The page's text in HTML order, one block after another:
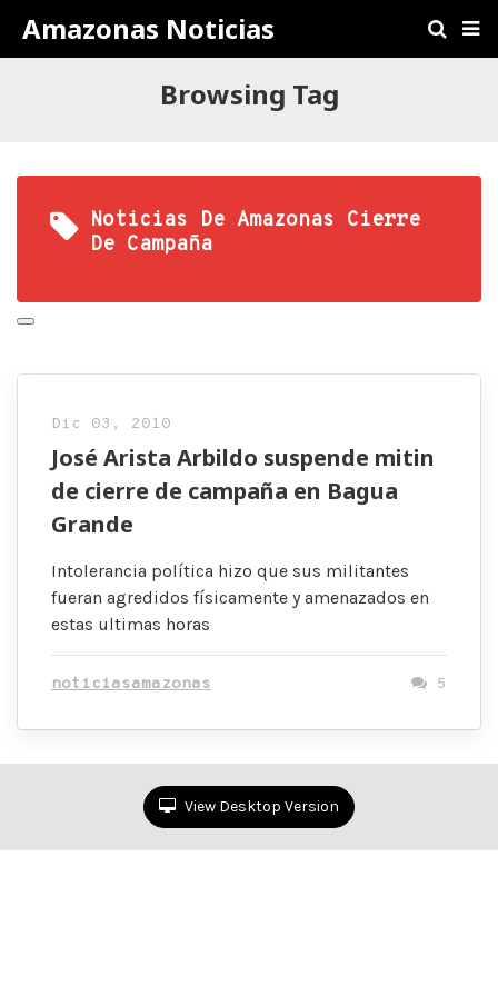
Amazonas Noticias
Browsing Tag
Noticias De Amazonas Cierre
De Campaña
Dic 03, 2010
José Arista Arbildo suspende mitin
de cierre de campaña en Bagua
Grande
Intolerancia política hizo que sus militantes
fueran agredidos físicamente y amenazados en
estas ultimas horas
noticiasamazonas 5
View Desktop Version